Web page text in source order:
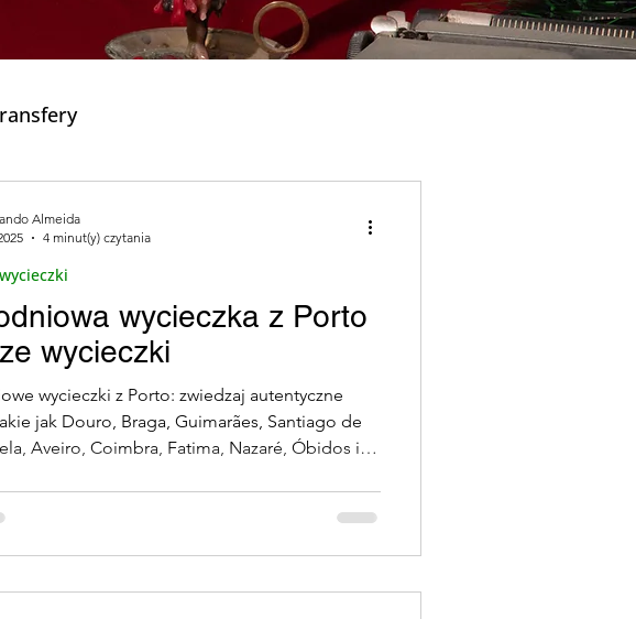
przewodnikiem
Portugalii (Lagos)
(Famílias e Cria)
wycieczka z Porto
wycieczki
wycieczki z Porto: zwiedzaj autentyczne
jak Douro, Braga, Guimarães, Santiago de
Aveiro, Coimbra, Fatima, Nazaré, Óbidos i
Almeida
4 minut(y) czytania